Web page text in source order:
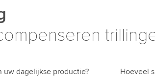
uw dagelijkse productie?
Hoeveel